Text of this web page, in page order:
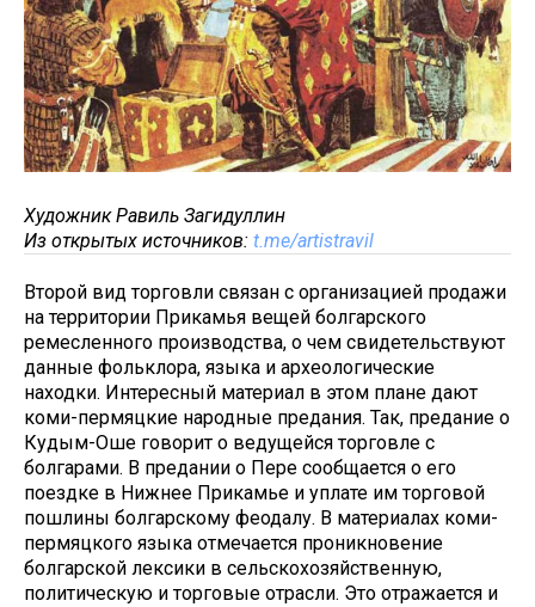
Художник Равиль Загидуллин
Из открытых источников: t.me/artistravil
Второй вид торговли связан с организацией продажи
на территории Прикамья вещей болгарского
ремесленного производства, о чем свидетельствуют
данные фольклора, языка и археологические
находки. Интересный материал в этом плане дают
коми-пермяцкие народные предания. Так, предание о
Кудым-Оше говорит о ведущейся торговле с
болгарами. В предании о Пере сообщается о его
поездке в Нижнее Прикамье и уплате им торговой
пошлины болгарскому феодалу. В материалах коми-
пермяцкого языка отмечается проникновение
болгарской лексики в сельскохозяйственную,
политическую и торговые отрасли. Это отражается и